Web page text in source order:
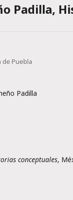
Padilla,
de Puebla
Padilla
conceptuales,